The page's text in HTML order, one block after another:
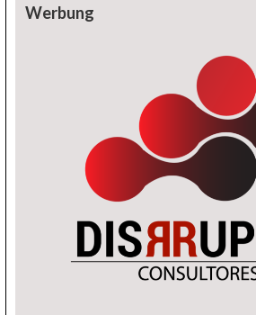
Werbung